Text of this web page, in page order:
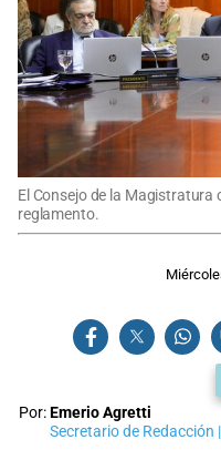
El Consejo de la Magistratura
reglamento.
Por:Emerio Agretti
Secretario de Redacción